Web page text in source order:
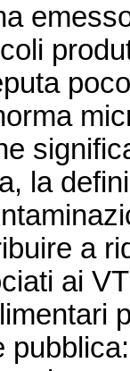
la
a
ai